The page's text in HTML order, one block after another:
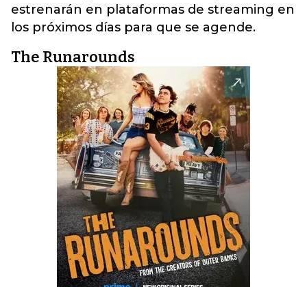
estrenarán en plataformas de streaming en
los próximos días para que se agende.
The Runarounds